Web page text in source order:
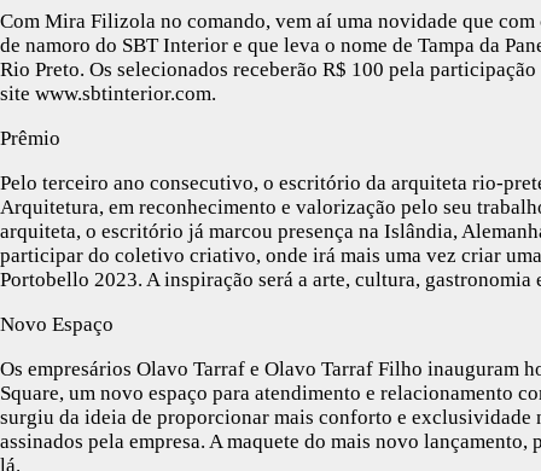
Com Mira Filizola no comando, vem aí uma novidade que
de namoro do SBT Interior e que leva o nome de Tampa da
Rio Preto. Os selecionados receberão R$ 100 pela
site www.sbtinterior.com.
Prêmio
Pelo terceiro ano consecutivo, o escritório da arquiteta rio-
Arquitetura, em reconhecimento e valorização pelo seu
arquiteta, o escritório já marcou presença na Islândia,
participar do coletivo criativo, onde irá mais uma vez criar
Portobello 2023. A inspiração será a arte, cultura, gastronomia
Novo Espaço
Os empresários Olavo Tarraf e Olavo Tarraf Filho inauguram
Square, um novo espaço para atendimento e relacionamento
surgiu da ideia de proporcionar mais conforto e exclusividade
assinados pela empresa. A maquete do mais novo
lá.